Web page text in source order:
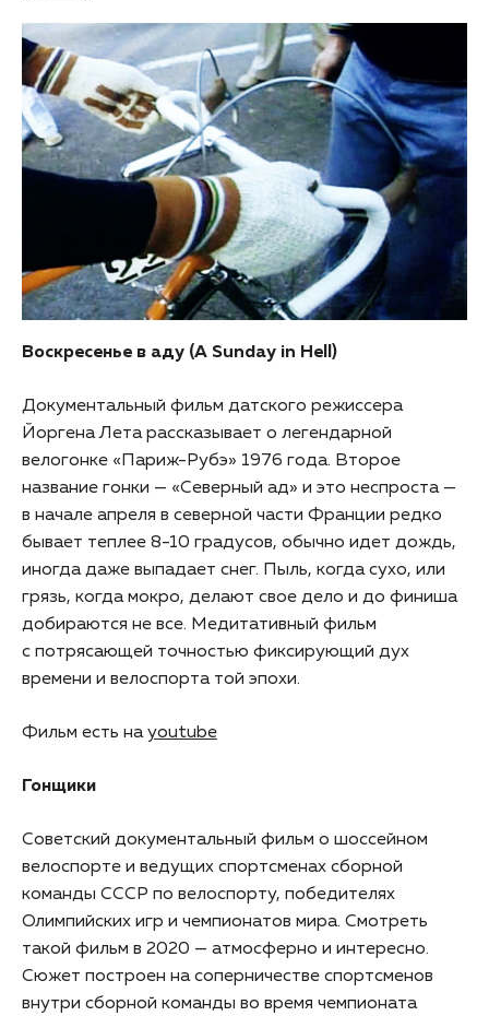
Воскресенье в аду (A Sunday in Hell)
Документальный фильм датского режиссера
Йоргена Лета рассказывает о легендарной
велогонке «Париж-Рубэ» 1976 года. Второе
название гонки — «Северный ад» и это неспроста —
в начале апреля в северной части Франции редко
бывает теплее 8-10 градусов, обычно идет дождь,
иногда даже выпадает снег. Пыль, когда сухо, или
грязь, когда мокро, делают свое дело и до финиша
добираются не все. Медитативный фильм
с потрясающей точностью фиксирующий дух
времени и велоспорта той эпохи.
Фильм есть наyoutube
Гонщики
Советский документальный фильм о шоссейном
велоспорте и ведущих спортсменах сборной
команды СССР по велоспорту, победителях
Олимпийских игр и чемпионатов мира. Смотреть
такой фильм в 2020 — атмосферно и интересно.
Сюжет построен на соперничестве спортсменов
внутри сборной команды во время чемпионата